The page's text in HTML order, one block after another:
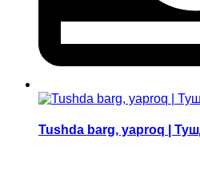
Tushda barg, yaproq |